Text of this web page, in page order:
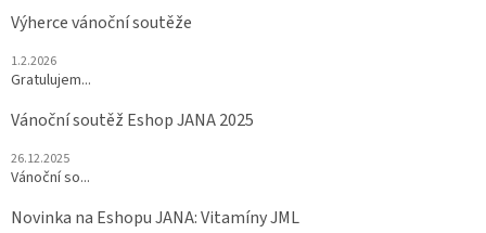
Výherce vánoční soutěže
1.2.2026
Gratulujem...
Vánoční soutěž Eshop JANA 2025
26.12.2025
Vánoční so...
Novinka na Eshopu JANA: Vitamíny JML